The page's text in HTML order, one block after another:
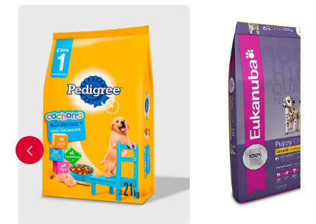
saborizantes ni conservantes artificiales.